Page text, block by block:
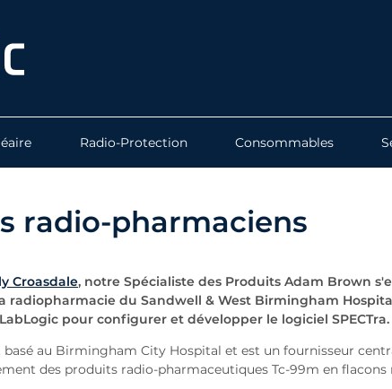
Radio-Protection Consommables
radio-pharmaciens
Croasdale, notre Spécialiste des Produits Adam Brown
radiopharmacie du Sandwell & West Birmingham
pour configurer et développer le logiciel SPECTra.
au Birmingham City Hospital et est un fournisseur
des produits radio-pharmaceutiques Tc-99m en flacons